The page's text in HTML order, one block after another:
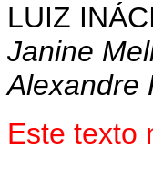
LUIZ
Janine
Alexandre
Este texto